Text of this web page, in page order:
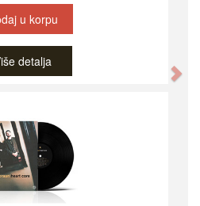
u korpu
detalja